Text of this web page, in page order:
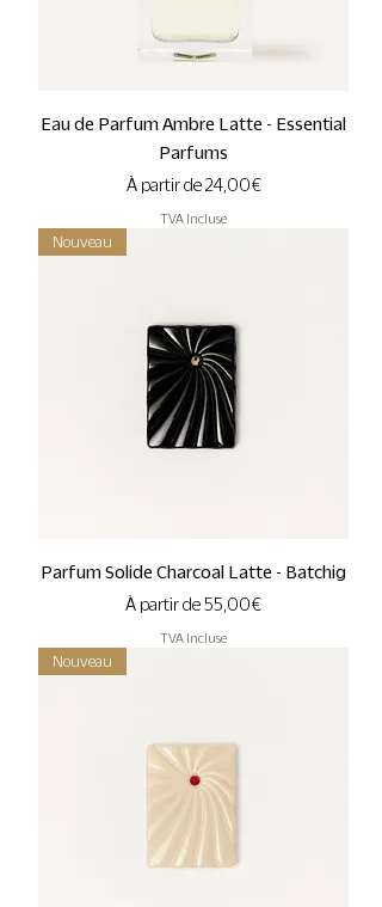
Eau de Parfum Ambre Latte - Essential
Parfums
À partir de24,00 €
Prix promotionnel
TVA Incluse
Nouveau
Parfum Solide Charcoal Latte - Batchig
À partir de55,00 €
Prix promotionnel
TVA Incluse
Nouveau